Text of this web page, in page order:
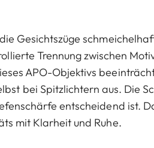
Gesichtszüge
Trennung zwischen
APO-Objektivs
bei Spitzlichtern aus. Die
entscheidend ist.
mit Klarheit und Ruhe.